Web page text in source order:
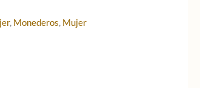
, Monederos, Mujer